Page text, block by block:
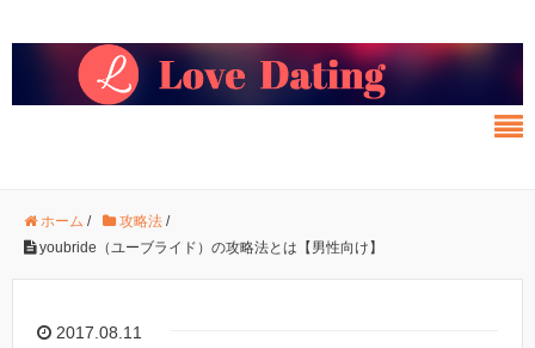
ホーム / 攻略法 /
youbride（ユーブライド）の攻略法とは【男性向け】
2017.08.11